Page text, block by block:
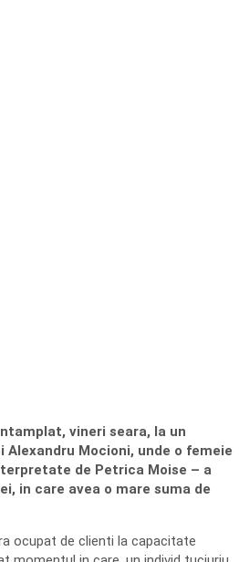
vineri seara, la un
Mocioni, unde o femeie
de Petrica Moise – a
in care avea o mare suma de
ocupat de clienti la capacitate